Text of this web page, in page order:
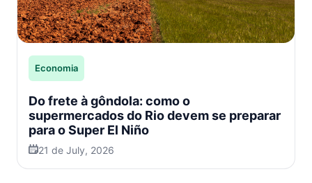
Economia
Do frete à gôndola: como o
supermercados do Rio devem se preparar
para o Super El Niño
21 de July, 2026